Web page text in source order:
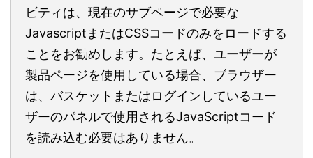
ビティは、現在のサブページで必要な
JavascriptまたはCSSコードのみをロードする
ことをお勧めします。たとえば、ユーザーが
製品ページを使用している場合、ブラウザー
は、バスケットまたはログインしているユー
ザーのパネルで使用されるJavaScriptコード
を読み込む必要はありません。